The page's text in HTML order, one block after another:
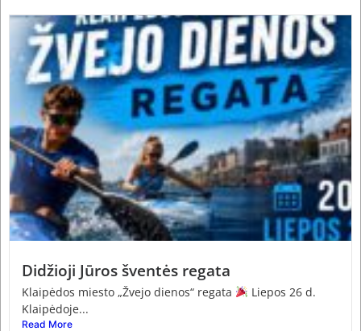
Didžioji Jūros šventės regata
Klaipėdos miesto „Žvejo dienos“ regata
Liepos 26 d.
Klaipėdoje...
Read More